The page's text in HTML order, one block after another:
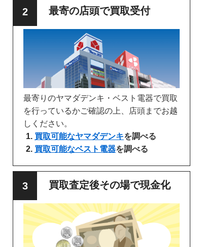
最寄の店頭で買取受付
最寄りのヤマダデンキ・ベスト電器で買取
を行っているかご確認の上、店頭までお越
しください。
買取可能なヤマダデンキを調べる
買取可能なベスト電器を調べる
買取査定後その場で現金化